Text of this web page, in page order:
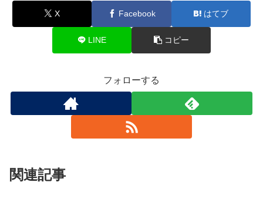
X Facebook はてブ
LINE コピー
フォローする
関連記事